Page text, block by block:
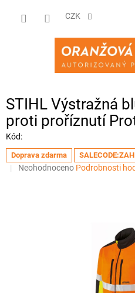
CZK
STIHL Výstražná
proti proříznutí
Kód:
Doprava zdarma
Průměrné
Neohodnoceno Podrobnosti